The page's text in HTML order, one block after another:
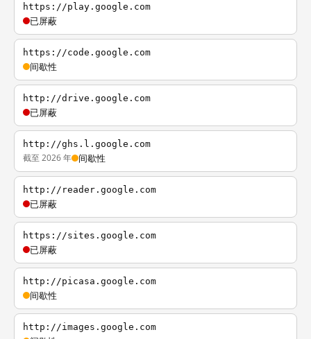
https://play.google.com
已屏蔽
https://code.google.com
间歇性
http://drive.google.com
已屏蔽
http://ghs.l.google.com
截至 2026 年 间歇性
http://reader.google.com
已屏蔽
https://sites.google.com
已屏蔽
http://picasa.google.com
间歇性
http://images.google.com